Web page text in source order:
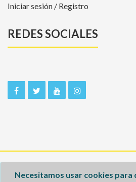
Iniciar sesión / Registro
REDES SOCIALES
Necesitamos usar cookies para